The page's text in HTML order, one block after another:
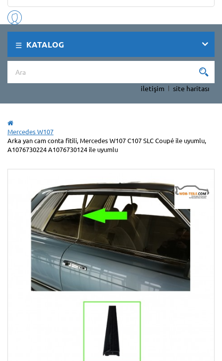
KATALOG
iletişim site haritası
Mercedes W107
Arka yan cam conta fitili, Mercedes W107 C107 SLC Coupé ile uyumlu,
A1076730224 A1076730124 ile uyumlu